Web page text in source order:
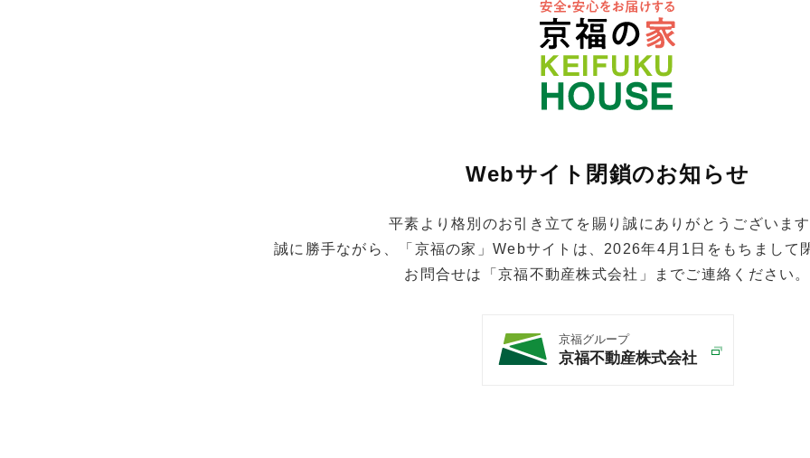
Webサイト閉鎖のお知らせ
平素より格別のお引き立てを賜り誠にありがとうございます
誠に勝手ながら、「京福の家」Webサイトは、2026年4月1日をもちまして
お問合せは「京福不動産株式会社」までご連絡ください。
京福グループ
京福不動産株式会社